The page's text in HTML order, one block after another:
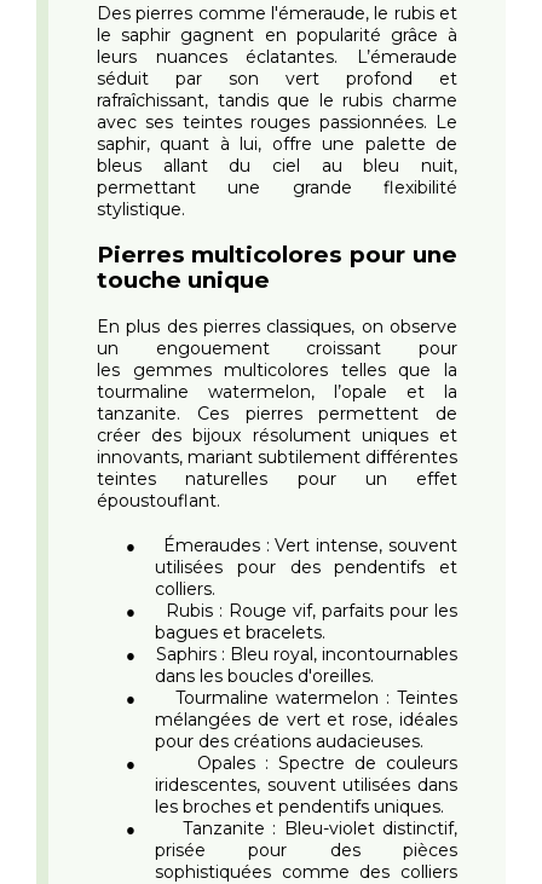
Des pierres comme l'émeraude, le rubis et
le saphir gagnent en popularité grâce à
leurs nuances éclatantes. L’émeraude
séduit par son vert profond et
rafraîchissant, tandis que le rubis charme
avec ses teintes rouges passionnées. Le
saphir, quant à lui, offre une palette de
bleus allant du ciel au bleu nuit,
permettant une grande flexibilité
stylistique.
Pierres multicolores pour une
touche unique
En plus des pierres classiques, on observe
un engouement croissant pour
les gemmes multicolores telles que la
tourmaline watermelon, l’opale et la
tanzanite. Ces pierres permettent de
créer des bijoux résolument uniques et
innovants, mariant subtilement différentes
teintes naturelles pour un effet
époustouflant.
●
Émeraudes : Vert intense, souvent
utilisées pour des pendentifs et
colliers.
●
Rubis : Rouge vif, parfaits pour les
bagues et bracelets.
●
Saphirs : Bleu royal, incontournables
dans les boucles d'oreilles.
●
Tourmaline watermelon : Teintes
mélangées de vert et rose, idéales
pour des créations audacieuses.
●
Opales : Spectre de couleurs
iridescentes, souvent utilisées dans
les broches et pendentifs uniques.
●
Tanzanite : Bleu-violet distinctif,
prisée pour des pièces
sophistiquées comme des colliers